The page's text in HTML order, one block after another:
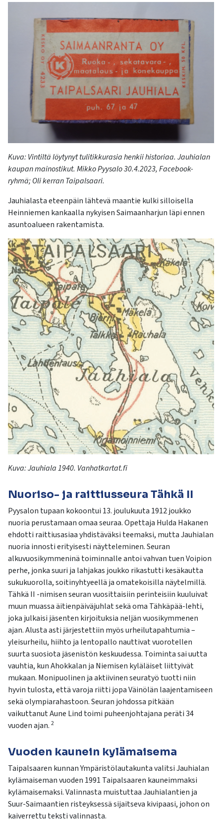
Kuva: Vintiltä löytynyt tulitikkurasia henkii historiaa. Jauhialan
kaupan mainostikut. Mikko Pyysalo 30.4.2023, Facebook-
ryhmä; Oli kerran Taipalsaari.
Jauhialastaeteenpäin lähtevä maantie kulkisilloisella
Heinniemen kankaalla nykyisenSaimaanharjun läpi ennen
asuntoalueen rakentamista.
Kuva:Jauhiala1940. Vanhatkartat.fi
Nuoriso- ja raittiusseura Tähkä II
Pyysalon tupaan kokoontui 13. joulukuuta 1912 joukko
nuoria perustamaan omaa seuraa. Opettaja Hulda Hakanen
ehdotti raittiusasiaa yhdistäväksi teemaksi, mutta Jauhialan
nuoria innosti erityisesti näytteleminen. Seuran
alkuvuosikymmeninä toiminnalle antoi vahvan tuen Voipion
perhe, jonka suuri ja lahjakas joukko rikastutti kesäkautta
sukukuorolla, soitinyhtyeellä ja omatekoisilla näytelmillä.
Tähkä II -nimisen seuran vuosittaisiin perinteisiin kuuluivat
muun muassa äitienpäiväjuhlat sekä oma Tähkäpää-lehti,
joka julkaisi jäsenten kirjoituksia neljän vuosikymmenen
ajan. Alusta asti järjestettiin myös urheilutapahtumia –
yleisurheilu, hiihto ja lentopallo nauttivat vuorotellen
suurta suosiota jäsenistön keskuudessa. Toiminta sai uutta
vauhtia, kun Ahokkalan ja Niemisen kyläläiset liittyivät
mukaan. Monipuolinen ja aktiivinen seuratyö tuotti niin
hyvin tulosta, että varoja riitti jopa Väinölän laajentamiseen
sekä olympiarahastoon. Seuran johdossa pitkään
vaikuttanut Aune Lind toimi puheenjohtajana peräti 34
vuoden ajan. 2
Vuoden kaunein kylämaisema
Taipalsaaren kunnan Ympäristölautakunta valitsi Jauhialan
kylämaiseman vuoden 1991 Taipalsaaren kauneimmaksi
kylämaisemaksi. Valinnasta muistuttaa Jauhialantien ja
Suur-Saimaantien risteyksessä sijaitseva kivipaasi, johon on
kaiverrettu teksti valinnasta.